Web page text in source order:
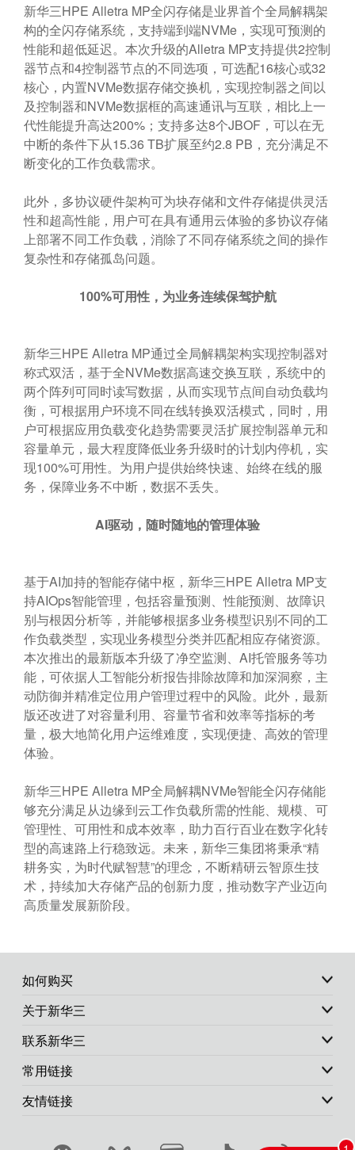
新华三HPE Alletra MP全闪存储是业界首个全局解耦架
构的全闪存储系统，支持端到端NVMe，实现可预测的
性能和超低延迟。本次升级的Alletra MP支持提供2控制
器节点和4控制器节点的不同选项，可选配16核心或32
核心，内置NVMe数据存储交换机，实现控制器之间以
及控制器和NVMe数据框的高速通讯与互联，相比上一
代性能提升高达200%；支持多达8个JBOF，可以在无
中断的条件下从15.36 TB扩展至约2.8 PB，充分满足不
断变化的工作负载需求。
此外，多协议硬件架构可为块存储和文件存储提供灵活
性和超高性能，用户可在具有通用云体验的多协议存储
上部署不同工作负载，消除了不同存储系统之间的操作
复杂性和存储孤岛问题。
100%可用性，为业务连续保驾护航
新华三HPE Alletra MP通过全局解耦架构实现控制器对
称式双活，基于全NVMe数据高速交换互联，系统中的
两个阵列可同时读写数据，从而实现节点间自动负载均
衡，可根据用户环境不同在线转换双活模式，同时，用
户可根据应用负载变化趋势需要灵活扩展控制器单元和
容量单元，最大程度降低业务升级时的计划内停机，实
现100%可用性。为用户提供始终快速、始终在线的服
务，保障业务不中断，数据不丢失。
AI驱动，随时随地的管理体验
基于AI加持的智能存储中枢，新华三HPE Alletra MP支
持AIOps智能管理，包括容量预测、性能预测、故障识
别与根因分析等，并能够根据多业务模型识别不同的工
作负载类型，实现业务模型分类并匹配相应存储资源。
本次推出的最新版本升级了净空监测、AI托管服务等功
能，可依据人工智能分析报告排除故障和加深洞察，主
动防御并精准定位用户管理过程中的风险。此外，最新
版还改进了对容量利用、容量节省和效率等指标的考
量，极大地简化用户运维难度，实现便捷、高效的管理
体验。
新华三HPE Alletra MP全局解耦NVMe智能全闪存储能
够充分满足从边缘到云工作负载所需的性能、规模、可
管理性、可用性和成本效率，助力百行百业在数字化转
型的高速路上行稳致远。未来，新华三集团将秉承“精
耕务实，为时代赋智慧”的理念，不断精研云智原生技
术，持续加大存储产品的创新力度，推动数字产业迈向
高质量发展新阶段。
如何购买
关于新华三
联系新华三
常用链接
友情链接